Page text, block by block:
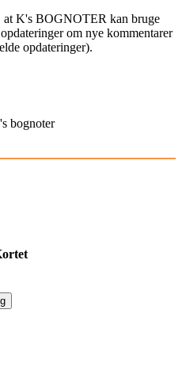
at K's BOGNOTER kan bruge
om nye kommentarer
opdateringer).
bognoter